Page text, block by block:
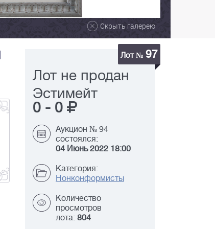
Скрыть галерею
Лот № 97
Лот не продан
Эстимейт
0 - 0
Аукцион № 94
состоялся:
04 Июнь 2022 18:00
Категория:
Нонконформисты
Количество
просмотров
лота: 804